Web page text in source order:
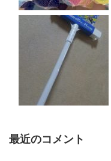
最近のコメント